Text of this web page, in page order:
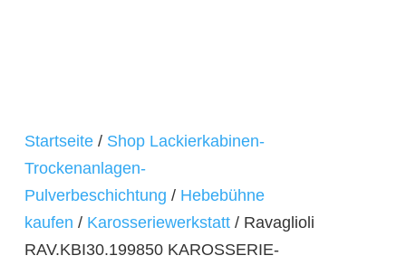
Startseite / Shop Lackierkabinen-
Trockenanlagen-
Pulverbeschichtung / Hebebühne
kaufen / Karosseriewerkstatt / Ravaglioli
RAV.KBI30.199850 KAROSSERIE-